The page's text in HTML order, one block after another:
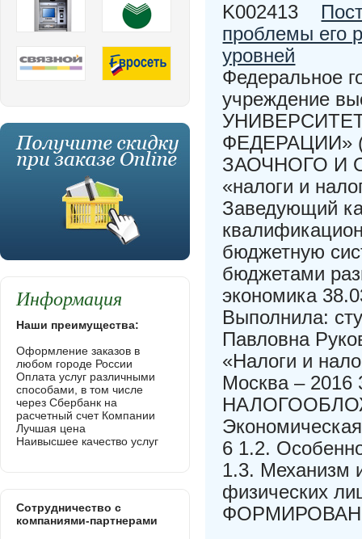
K002413
проблемы его
уровней
Федеральное
учреждение
ФЕДЕРАЦИИ»
ЗАОЧНОГО И
«налоги и
Заведующий
бюджетную
бюджетами
экономика
Выполнила:
Павловна
«Налоги и
Москва –
6 1.2.
1.3. Механизм
физических
Информация
Наши преимущества:
Оформление заказов в
любом городе России
Оплата услуг различными
способами, в том числе
через Сбербанк на
расчетный счет Компании
Лучшая цена
Наивысшее качество услуг
Сотрудничество с
компаниями-партнерами